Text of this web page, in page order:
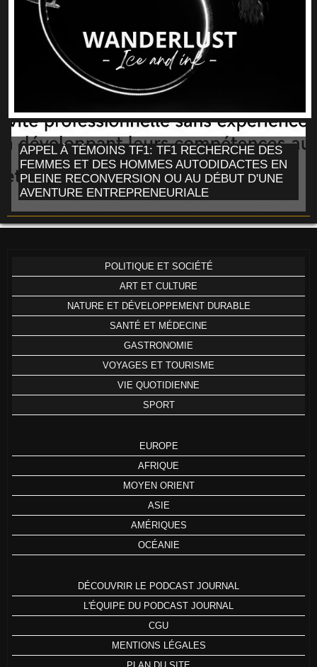
APPEL À TÉMOINS TF1: TF1 RECHERCHE DES
FEMMES ET DES HOMMES AUTODIDACTES EN
PLEINE RECONVERSION OU AU DÉBUT D'UNE
AVENTURE ENTREPRENEURIALE
POLITIQUE ET SOCIÉTÉ
ART ET CULTURE
NATURE ET DÉVELOPPEMENT DURABLE
SANTÉ ET MÉDECINE
GASTRONOMIE
VOYAGES ET TOURISME
VIE QUOTIDIENNE
SPORT
EUROPE
AFRIQUE
MOYEN ORIENT
ASIE
AMÉRIQUES
OCÉANIE
DÉCOUVRIR LE PODCAST JOURNAL
L'ÉQUIPE DU PODCAST JOURNAL
CGU
MENTIONS LÉGALES